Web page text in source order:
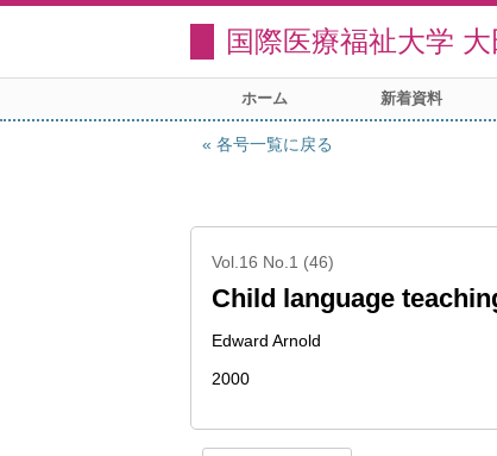
国際医療福祉大学
ホーム 新着資料
各号一覧に戻る
Vol.16 No.1 (46)
Child language
Edward Arnold
2000